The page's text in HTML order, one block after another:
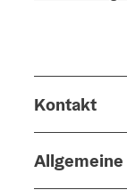
Kontakt